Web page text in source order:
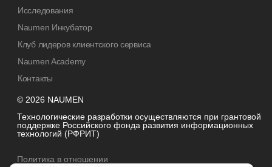
© 2026 NAUMEN
Технологические разработки осуществляются при грантовой
поддержке Российского фонда развития информационных
технологий (РФРИТ)
Политика в отношении
Исследования
Naumen Инкубатор
Клуб лидеров клиентского сервиса
Naumen Academy
Контакты